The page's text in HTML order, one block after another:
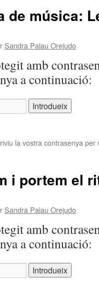
de música:
Sandra Palau Orejudo
amb
a continuació:
la vostra contrasenya per
i portem el
Sandra Palau Orejudo
amb
a continuació: